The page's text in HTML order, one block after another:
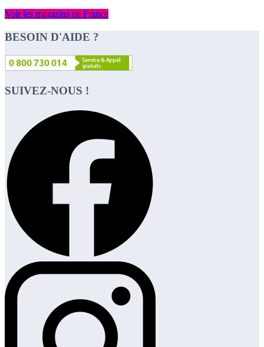
Voir les magasins en France
BESOIN D'AIDE ?
SUIVEZ-NOUS !